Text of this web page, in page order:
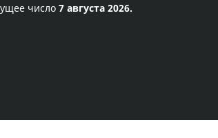
число 7 августа 2026.